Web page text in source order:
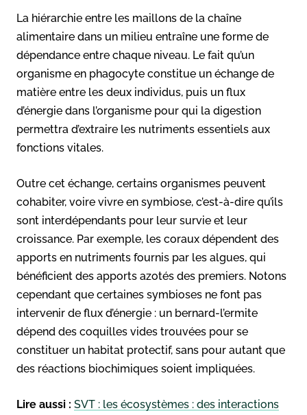
La hiérarchie entre les maillons de la chaîne
alimentaire dans un milieu entraîne une forme de
dépendance entre chaque niveau. Le fait qu’un
organisme en phagocyte constitue un échange de
matière entre les deux individus, puis un flux
d’énergie dans l’organisme pour qui la digestion
permettra d’extraire les nutriments essentiels aux
fonctions vitales.
Outre cet échange, certains organismes peuvent
cohabiter, voire vivre en symbiose, c’est-à-dire qu’ils
sont interdépendants pour leur survie et leur
croissance. Par exemple, les coraux dépendent des
apports en nutriments fournis par les algues, qui
bénéficient des apports azotés des premiers. Notons
cependant que certaines symbioses ne font pas
intervenir de flux d’énergie : un bernard-l’ermite
dépend des coquilles vides trouvées pour se
constituer un habitat protectif, sans pour autant que
des réactions biochimiques soient impliquées.
Lire aussi : SVT : les écosystèmes : des interactions